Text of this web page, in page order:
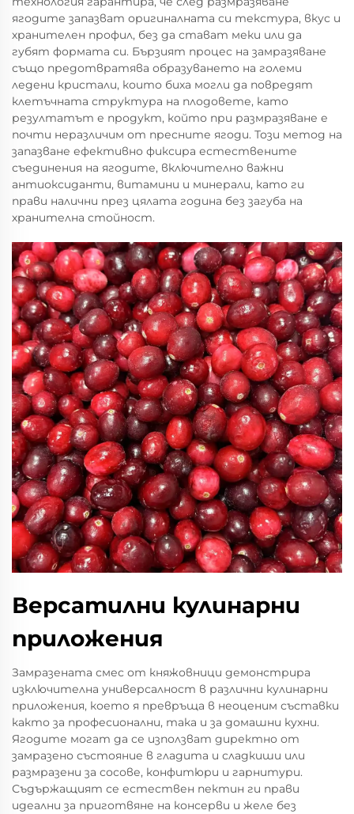
ягодите запазват оригиналната си текстура, вкус и
хранителен профил, без да стават меки или да
губят формата си. Бързият процес на замразяване
също предотвратява образуването на големи
ледени кристали, които биха могли да повредят
клетъчната структура на плодовете, като
резултатът е продукт, който при размразяване е
почти неразличим от пресните ягоди. Този метод на
запазване ефективно фиксира естествените
съединения на ягодите, включително важни
антиоксиданти, витамини и минерали, като ги
прави налични през цялата година без загуба на
хранителна стойност.
Версатилни кулинарни
приложения
Замразената смес от княжовници демонстрира
изключителна универсалност в различни кулинарни
приложения, което я превръща в неоценим съставки
както за професионални, така и за домашни кухни.
Ягодите могат да се използват директно от
замразено състояние в гладита и сладкиши или
размразени за сосове, конфитюри и гарнитури.
Съдържащият се естествен пектин ги прави
идеални за приготвяне на консерви и желе без